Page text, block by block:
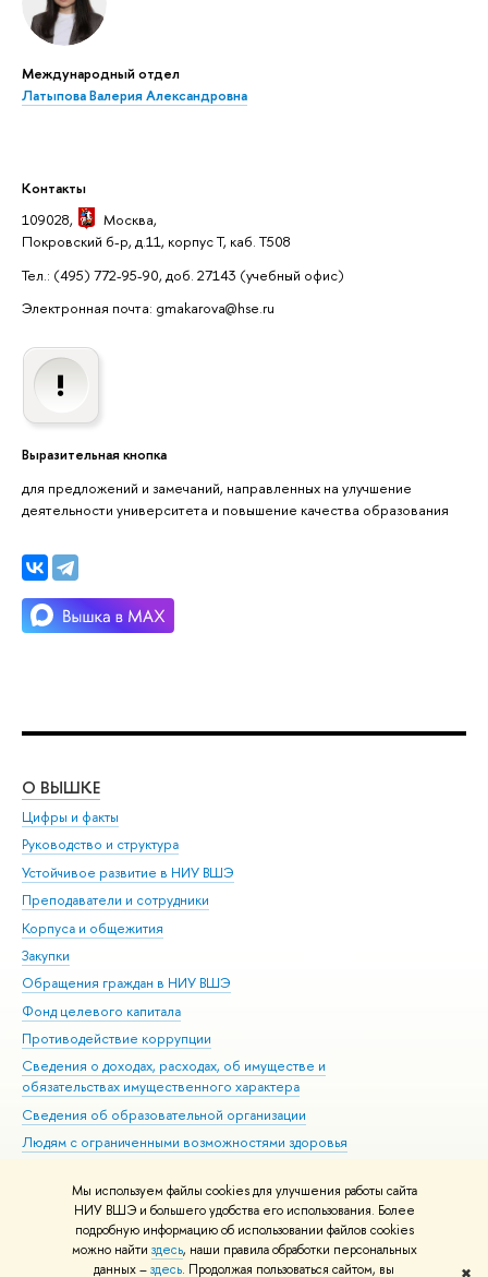
Мы используем файлы cookies для улучшения работы сайта
НИУ ВШЭ и большего удобства его использования. Более
подробную информацию об использовании файлов cookies
можно найти здесь, наши правила обработки персональных
данных –здесь. Продолжая пользоваться сайтом, вы
Международный отдел
Латыпова Валерия Александровна
Контакты
109028,
Москва,
Покровский б-р, д.11, корпус Т, каб. Т508
Тел.: (495) 772-95-90, доб. 27143 (учебный офис)
Электронная почта: gmakarova@hse.ru
Выразительная кнопка
для предложений и замечаний, направленных на улучшение
деятельности университета и повышение качества образования
О ВЫШКЕ
Цифры и факты
Руководство и структура
Устойчивое развитие в НИУ ВШЭ
Преподаватели и сотрудники
Корпуса и общежития
Закупки
Обращения граждан в НИУ ВШЭ
Фонд целевого капитала
Противодействие коррупции
Сведения о доходах, расходах, об имуществе и
обязательствах имущественного характера
Сведения об образовательной организации
Людям с ограниченными возможностями здоровья
Работа в Вышке